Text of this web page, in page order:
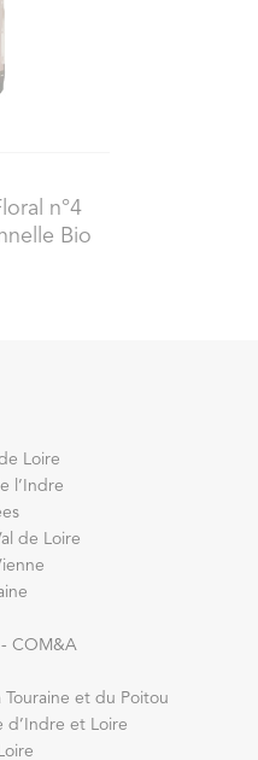
n°4
Bio
Loire
l’Indre
de Loire
- COM&A
et du Poitou
d’Indre et Loire